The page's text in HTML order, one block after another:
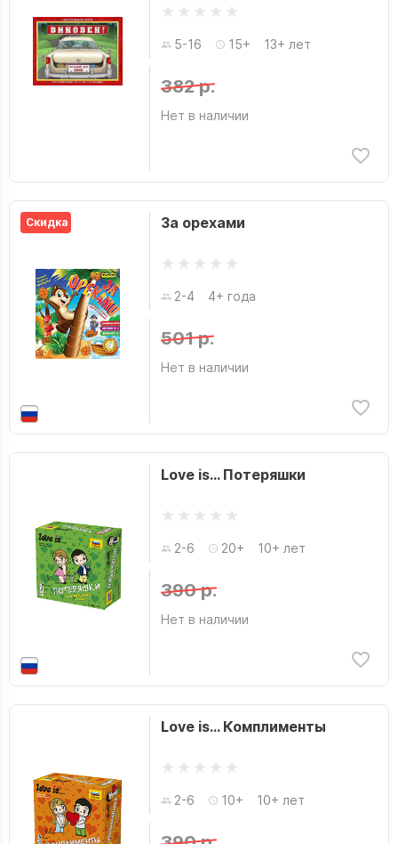
5-16 15+ 13+ лет
382 р.
Нет в наличии
Скидка За орехами
2-4 4+ года
501 р.
Нет в наличии
Love is… Потеряшки
2-6 20+ 10+ лет
390 р.
Нет в наличии
Love is… Комплименты
2-6 10+ 10+ лет